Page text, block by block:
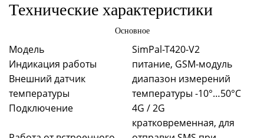
Технические характеристики
Основное
Модель
SimPal-T420-V2
Индикация работы
питание, GSM-модуль
Внешний датчик
температуры
диапазон измерений
температуры -10°…50°С
Подключение
4G / 2G
кратковременная, для